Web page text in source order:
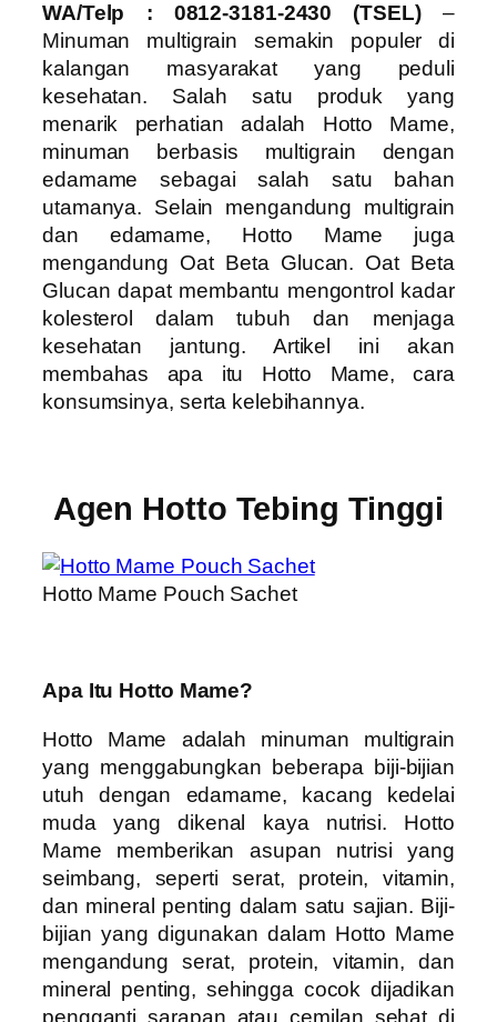
WA/Telp : 0812-3181-2430 (TSEL)–
Minuman multigrain semakin populer di
kalangan masyarakat yang peduli
kesehatan. Salah satu produk yang
menarik perhatian adalah Hotto Mame,
minuman berbasis multigrain dengan
edamame sebagai salah satu bahan
utamanya. Selain mengandung multigrain
dan edamame, Hotto Mame juga
mengandung Oat Beta Glucan. Oat Beta
Glucan dapat membantu mengontrol kadar
kolesterol dalam tubuh dan menjaga
kesehatan jantung. Artikel ini akan
membahas apa itu Hotto Mame, cara
konsumsinya, serta kelebihannya.
Agen Hotto Tebing Tinggi
Hotto Mame Pouch Sachet
Apa Itu Hotto Mame?
Hotto Mame adalah minuman multigrain
yang menggabungkan beberapa biji-bijian
utuh dengan edamame, kacang kedelai
muda yang dikenal kaya nutrisi. Hotto
Mame memberikan asupan nutrisi yang
seimbang, seperti serat, protein, vitamin,
dan mineral penting dalam satu sajian. Biji-
bijian yang digunakan dalam Hotto Mame
mengandung serat, protein, vitamin, dan
mineral penting, sehingga cocok dijadikan
pengganti sarapan atau cemilan sehat di